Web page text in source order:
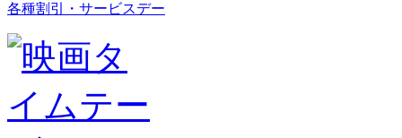
各種割引・サービスデー